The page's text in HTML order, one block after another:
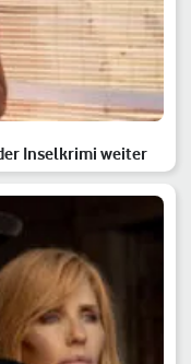
Inselkrimi weiter